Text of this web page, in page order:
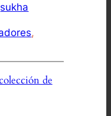
sukha
de